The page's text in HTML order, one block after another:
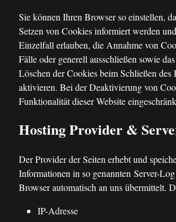
Sie können Ihren Browser so einstellen,
Setzen von Cookies informiert werden
Einzelfall erlauben, die Annahme von
Fälle oder generell ausschließen sowie
Löschen der Cookies beim Schließen des
aktivieren. Bei der Deaktivierung von
Funktionalität dieser Website
Hosting Provider &
Der Provider der Seiten erhebt und
Informationen in so genannten Server-
Browser automatisch an uns übermittelt.
IP-Adresse